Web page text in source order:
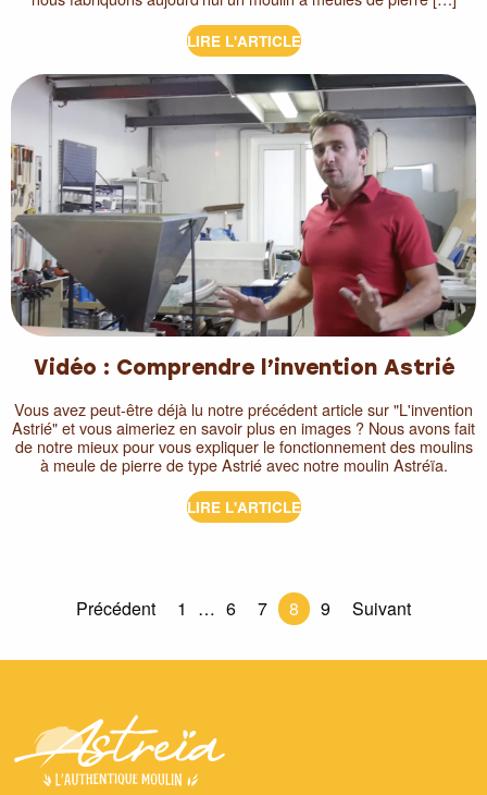
LIRE L'ARTICLE
Vidéo : Comprendre l’invention Astrié
Vous avez peut-être déjà lu notre précédent article sur "L'invention
Astrié" et vous aimeriez en savoir plus en images ? Nous avons fait
de notre mieux pour vous expliquer le fonctionnement des moulins
à meule de pierre de type Astrié avec notre moulin Astréïa.
LIRE L'ARTICLE
Précédent 1 … 6 7 8 9 Suivant